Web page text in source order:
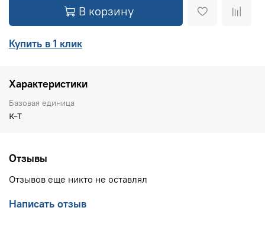
В корзину
Купить в 1 клик
Характеристики
Базовая единица
к-т
Отзывы
Отзывов еще никто не оставлял
Написать отзыв